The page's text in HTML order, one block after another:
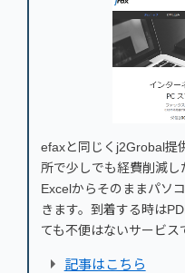
efaxと同じくj2Grobal提
所で少しでも経費削減
Excelからそのままパソ
きます。到着する時は
ても不便はないサービス
記事はこちら